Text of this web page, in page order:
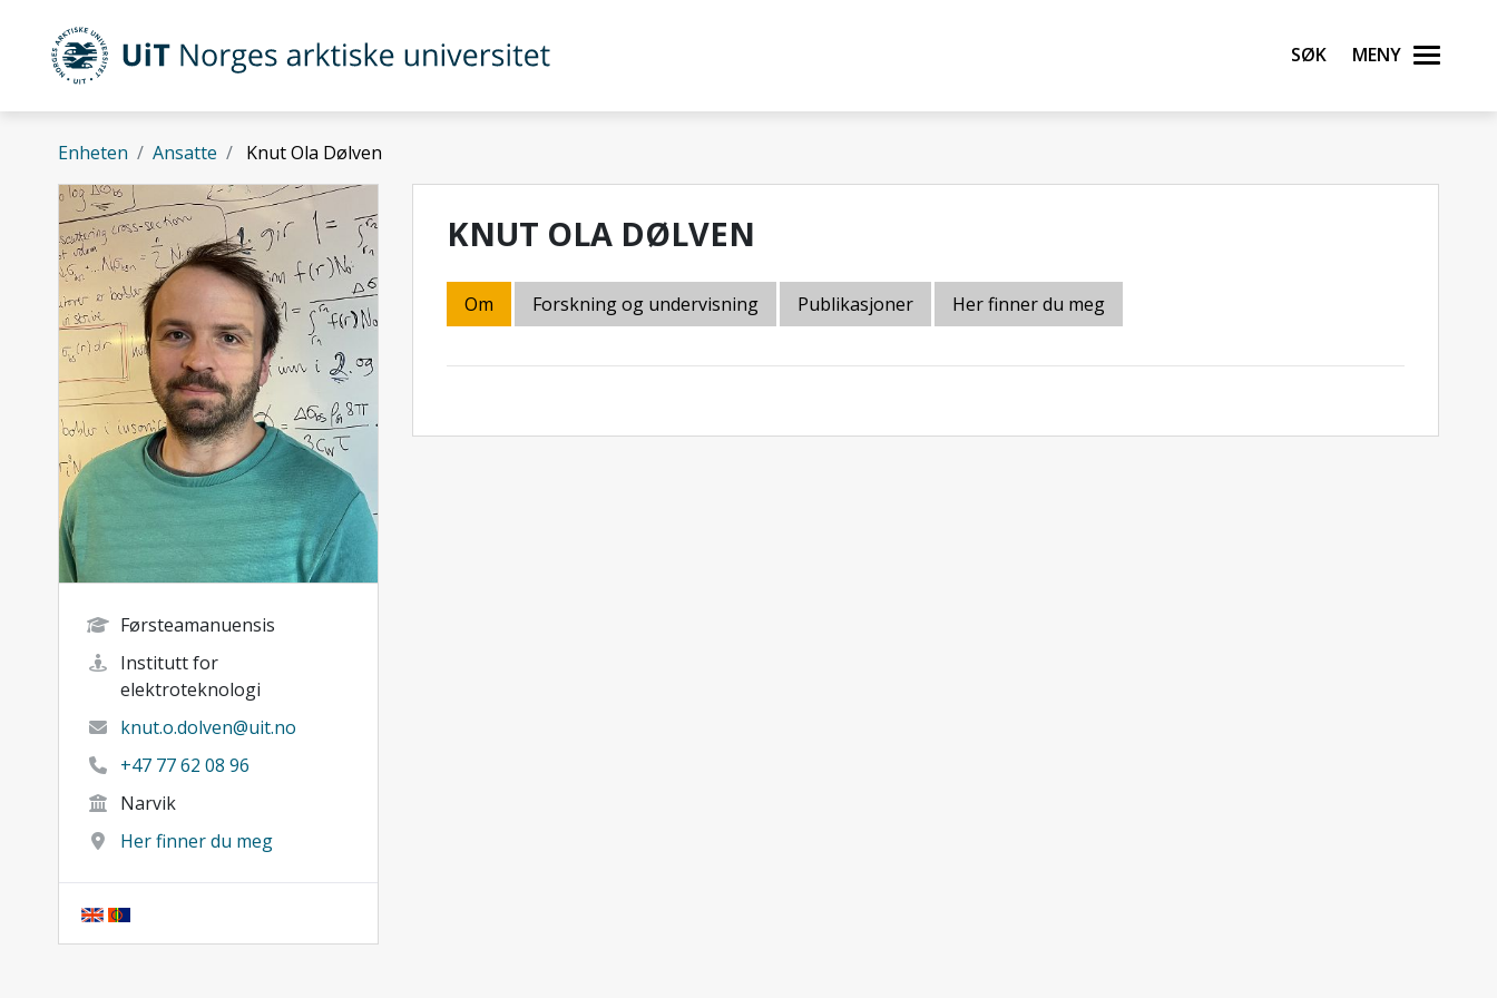
Gå til hovedinnhold
UiT Norges arktiske universitet Søk Meny
Enheten Ansatte Knut Ola Dølven
Førsteamanuensis
Institutt for
elektroteknologi
knut.o.dolven@uit.no
+47 77 62 08 96
Narvik
Her finner du meg
KNUT OLA DØLVEN
Om Forskning og undervisning Publikasjoner Her finner du meg